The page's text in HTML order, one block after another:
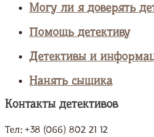
Могу ли я доверять
Помощь детективу
Детективы и
Нанять сыщика
Контакты детективов
Тел: +38 (066) 802 21 12